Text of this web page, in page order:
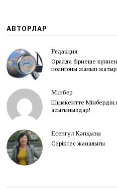
АВТОРЛАР
Редакция
Оралда бірнеше
полигоны жанып жатыр
Мінбер
Шымкентте Мінбердің
асығыңыздар!
Есенгүл Кәпқызы
Серіктес жаңалығы